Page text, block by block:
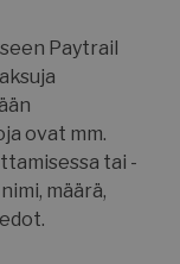
Paytrail
ovat mm.
tai -
määrä,
Inc.